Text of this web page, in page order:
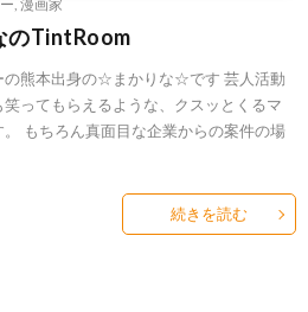
, 漫画家
のTintRoom
の熊本出身の☆まかりな☆です 芸人活動
ってもらえるような、クスッとくるマ
もちろん真面目な企業からの案件の場
続きを読む